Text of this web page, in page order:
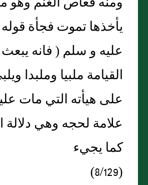
يأخذها تموت فجأة
عليه و سلم ( فانه
القيامة ملبيا وملبدا
على هيأته التي مات
علامة لحجه وهي دلالة
كما يجيء
(8/129)